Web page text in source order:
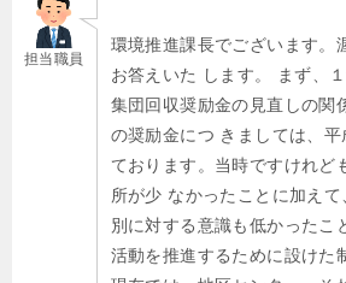
担当職員
環境推進課長でございます。
お答えいた します。 まず、
集団回収奨励金の見直しの関
の奨励金につ きましては、
ております。当時ですけれど
所が少 なかったことに加え
別に対する意識も低かったこ
活動を推進するために設けた